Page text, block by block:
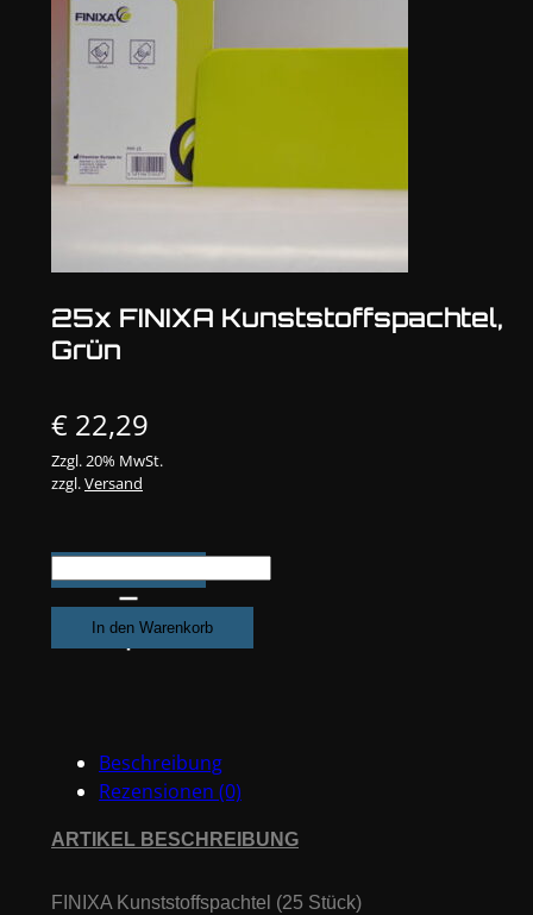
25x FINIXA Kunststoffspachtel,
Grün
€ 22,29
Zzgl. 20% MwSt.
zzgl.Versand
25x
FINIXA
Kunststoffspachtel,
Grün
In den Warenkorb
Beschreibung
Rezensionen (0)
ARTIKEL BESCHREIBUNG
FINIXA Kunststoffspachtel (25 Stück)